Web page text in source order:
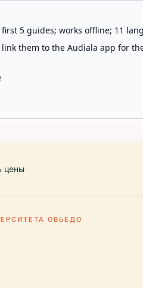
5 guides; works offline; 11
them to the Audiala app for
цены
ОВЬЕДО